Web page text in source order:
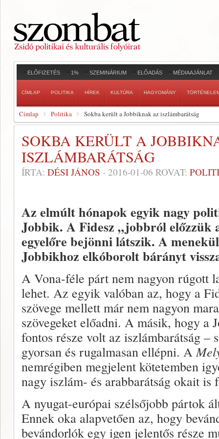
ELŐFIZETÉS 1% SZEMINÁRIUM ELŐADÁS MÉDIAAJÁNLAT
CÍMLAP POLITIKA HÍREK KULTÚRA HAGYOMÁNY
Címlap Politika Sokba került a Jobbiknak az iszlámbarátság
SOKBA KERÜLT A
ISZLÁMBARÁTSÁG
ÍRTA: DÉSI JÁNOS - 2016-01-06 ROVAT:
Az elmúlt hónapok egyik nagy
Jobbik. A Fidesz „jobbról előzzük
egyelőre bejönni látszik. A
Jobbikhoz elkóborolt bárányt
A Vona-féle párt nem nagyon rúgott
lehet. Az egyik valóban az, hogy a
szövege mellett már nem nagyon
szövegeket előadni. A másik, hogy a
fontos része volt az iszlámbarátság –
gyorsan és rugalmasan ellépni. A
nemrégiben megjelent kötetemben
nagy iszlám- és arabbarátság okait is
A nyugat-európai szélsőjobb pártok
Ennek oka alapvetően az, hogy
bevándorlók egy igen jelentős része